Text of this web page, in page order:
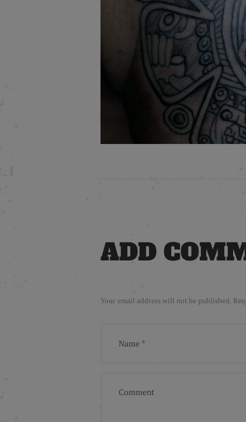
ADD
Your email address will not be published.